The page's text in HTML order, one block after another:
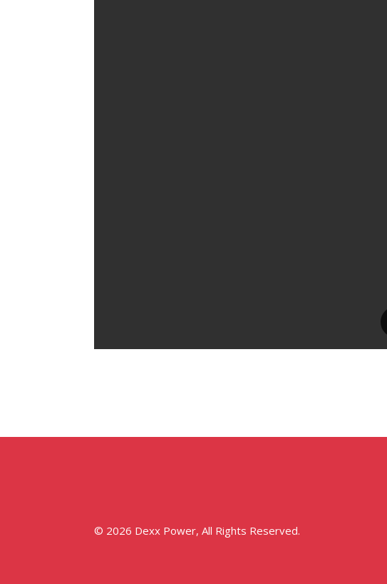
© 2026 Dexx Power, All Rights Reserved.